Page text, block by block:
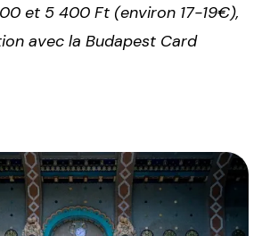
et 5 400 Ft (environ 17-19€),
avec la Budapest Card